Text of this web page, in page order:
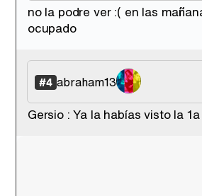
no la podre ver :( en las
ocupado
#4 abraham13
Gersio : Ya la habías visto la